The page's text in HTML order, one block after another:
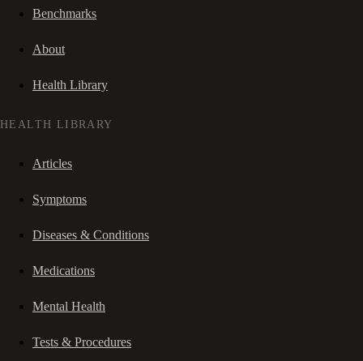
Benchmarks
About
Health Library
HEALTH LIBRARY
Articles
Symptoms
Diseases & Conditions
Medications
Mental Health
Tests & Procedures